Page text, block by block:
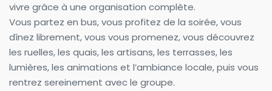
vivre grâce à une organisation complète.
Vous partez en bus, vous profitez de la soirée, vous
dînez librement, vous vous promenez, vous découvrez
les ruelles, les quais, les artisans, les terrasses, les
lumières, les animations et l’ambiance locale, puis vous
rentrez sereinement avec le groupe.